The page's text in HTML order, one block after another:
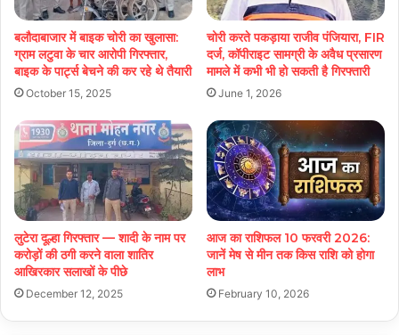
बलौदाबाजार में बाइक चोरी का खुलासा:
ग्राम लटुवा के चार आरोपी गिरफ्तार,
बाइक के पार्ट्स बेचने की कर रहे थे तैयारी
October 15, 2025
चोरी करते पकड़ाया राजीव पंजियारा, FIR
दर्ज, कॉपीराइट सामग्री के अवैध प्रसारण
मामले में कभी भी हो सकती है गिरफ्तारी
June 1, 2026
लुटेरा दूल्हा गिरफ्तार — शादी के नाम पर
करोड़ों की ठगी करने वाला शातिर
आखिरकार सलाखों के पीछे
December 12, 2025
आज का राशिफल 10 फरवरी 2026:
जानें मेष से मीन तक किस राशि को होगा
लाभ
February 10, 2026